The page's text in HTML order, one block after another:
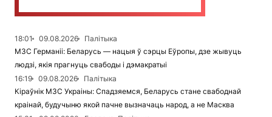
18:01 09.08.2026
Палітыка
МЗС Германіі: Беларусь — нацыя ў сэрцы Еўропы, дзе жывуць
людзі, якія прагнуць свабоды і дэмакратыі
16:19
09.08.2026
Палітыка
Кіраўнік МЗС Украіны: Спадзяемся, Беларусь стане свабоднай
краінай, будучыню якой пачне вызначаць народ, а не Масква